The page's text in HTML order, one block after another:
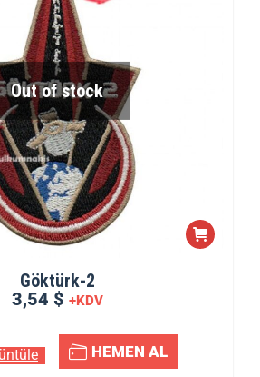
Out of stock
Göktürk-2
3,54 $ +KDV
HEMEN AL